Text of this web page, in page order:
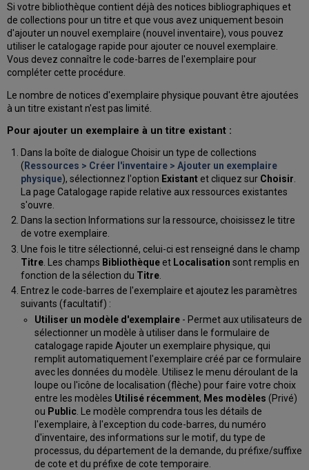
d'exemplaire
pour
créer
plusieurs
exemplaires
et
mettre
jour
des
modèles
d'exemplaire
Modifier
un
modèle
existant
Supprimer
un
modèle
Mettre
à
jour
les
informations
au
niveau
de
l'exemplaire
Configurer
l’identifiant
du
magasin
distant
Si votre bibliothèque contient déjà des notices bibliographiques et
de collections pour un titre et que vous avez uniquement besoin
d'ajouter un nouvel exemplaire (nouvel inventaire), vous pouvez
utiliser le catalogage rapide pour ajouter ce nouvel exemplaire.
Vous devez connaître le code-barres de l'exemplaire pour
compléter cette procédure.
Le nombre de notices d'exemplaire physique pouvant être ajoutées
à un titre existant n'est pas limité.
Pour ajouter un exemplaire à un titre existant :
Dans la boîte de dialogue Choisir un type de collections
( Ressources > Créer l'inventaire > Ajouter un exemplaire
physique), sélectionnez l'option Existantet cliquez sur Choisir
La page Catalogage rapide relative aux ressources existantes
s'ouvre.
Dans la section Informations sur la ressource, choisissez le titre
de votre exemplaire.
Une fois le titre sélectionné, celui-ci est renseigné dans le champ
Titre. Les champs Bibliothèqueet Localisation sont remplis en
fonction de la sélection du Titre.
Entrez le code-barres de l'exemplaire et ajoutez les paramètres
suivants (facultatif) :
Utiliser un modèle d'exemplaire- Permet aux utilisateurs de
sélectionner un modèle à utiliser dans le formulaire de
catalogage rapide Ajouter un exemplaire physique, qui
remplit automatiquement l'exemplaire créé par ce formulaire
avec les données du modèle. Utilisez le menu déroulant de la
loupe ou l'icône de localisation (flèche) pour faire votre choix
entre les modèles Utilisé récemment, Mes modèles (Privé)
ou Public. Le modèle comprendra tous les détails de
l'exemplaire, à l'exception du code-barres, du numéro
d'inventaire, des informations sur le motif, du type de
processus, du département de la demande, du préfixe/suffixe
de cote et du préfixe de cote temporaire.